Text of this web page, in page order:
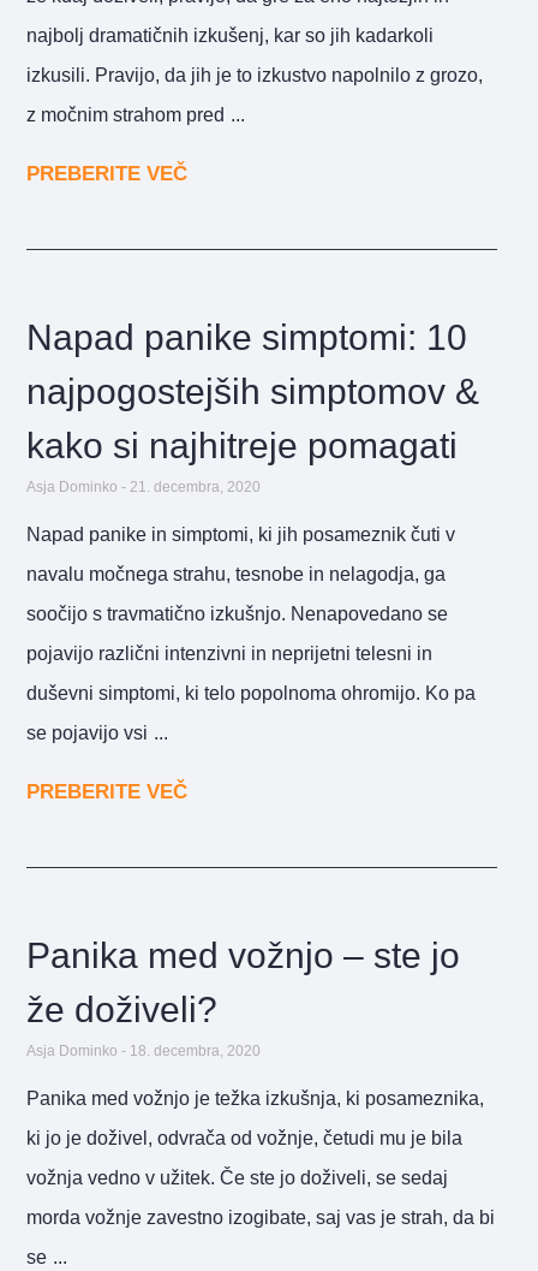
najbolj dramatičnih izkušenj, kar so jih kadarkoli
izkusili. Pravijo, da jih je to izkustvo napolnilo z grozo,
z močnim strahom pred
PREBERITE VEČ
Napad panike simptomi: 10
najpogostejših simptomov &
kako si najhitreje pomagati
Asja Dominko 21. decembra, 2020
Napad panike in simptomi, ki jih posameznik čuti v
navalu močnega strahu, tesnobe in nelagodja, ga
soočijo s travmatično izkušnjo. Nenapovedano se
pojavijo različni intenzivni in neprijetni telesni in
duševni simptomi, ki telo popolnoma ohromijo. Ko pa
se pojavijo vsi
PREBERITE VEČ
Panika med vožnjo – ste jo
že doživeli?
Asja Dominko 18. decembra, 2020
Panika med vožnjo je težka izkušnja, ki posameznika,
ki jo je doživel, odvrača od vožnje, četudi mu je bila
vožnja vedno v užitek. Če ste jo doživeli, se sedaj
morda vožnje zavestno izogibate, saj vas je strah, da bi
se